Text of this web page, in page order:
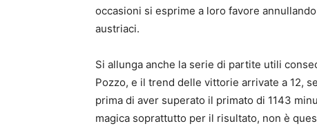
occasioni si esprime a loro favore
austriaci.
Si allunga anche la serie di partite utili
Pozzo, e il trend delle vittorie arrivate a 12,
prima di aver superato il primato di 1143
magica soprattutto per il risultato, non è